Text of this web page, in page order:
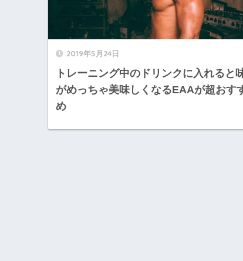
2019年5月24日
トレーニング中のドリンクに入れると
がめっちゃ美味しくなるEAAが超おす
め